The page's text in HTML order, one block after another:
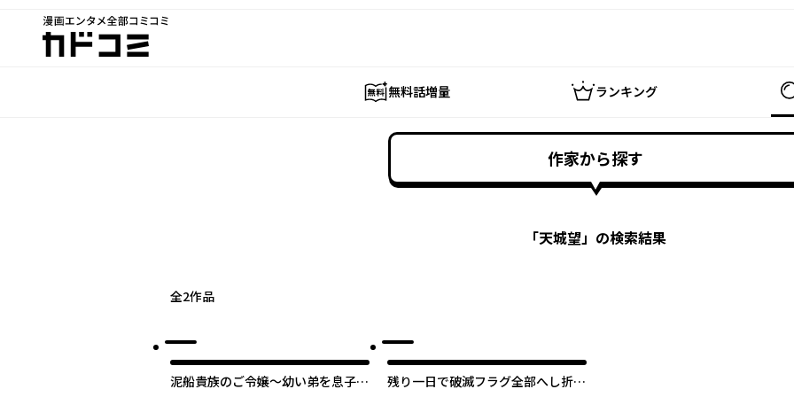
漫画エンタメ全部コミコミ
カドコミ
無料話増量 ランキング
作家から探す
「天城望」の検索結果
全2作品
泥船貴族のご令嬢～幼い弟を息子と
残り一日で破滅フラグ全部へし折り